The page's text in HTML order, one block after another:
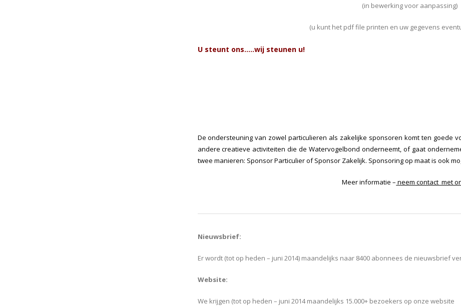
(in bewerking voor aanpassing)
(u kunt het pdf file printen en uw gegevens
U steunt ons…..wij steunen u!
De ondersteuning van zowel particulieren als zakelijke sponsoren komt ten goede
andere creatieve activiteiten die de Watervogelbond onderneemt, of gaat
twee manieren: Sponsor Particulier of Sponsor Zakelijk. Sponsoring op maat is ook
Meer informatie – neem contact met
Nieuwsbrief:
Er wordt (tot op heden – juni 2014) maandelijks naar 8400 abonnees de nieuwsbrief
Website:
We krijgen (tot op heden – juni 2014 maandelijks 15.000+ bezoekers op onze website